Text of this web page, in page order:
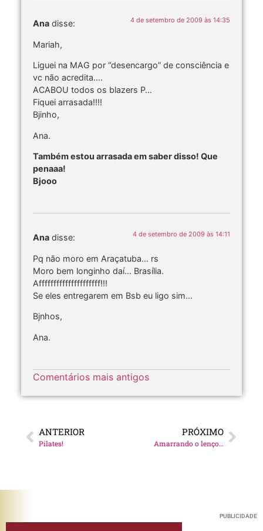
Ana disse: 4 de setembro de 2009 às 14:35
Mariah,
Liguei na MAG por “desencargo” de consciência e
vc não acredita….
ACABOU todos os blazers P…
Fiquei arrasada!!!!
Bjinho,
Ana.
Também estou arrasada em saber disso! Que
penaaa!
Bjooo
Ana disse: 4 de setembro de 2009 às 14:11
Pq não moro em Araçatuba… rs
Moro bem longinho daí… Brasília.
Afffffffffffffffffffff!!!
Se eles entregarem em Bsb eu ligo sim…
Bjnhos,
Ana.
Comentários mais antigos
ANTERIOR
Pilates!
PRÓXIMO
Amarrando o lenço…
PUBLICIDADE